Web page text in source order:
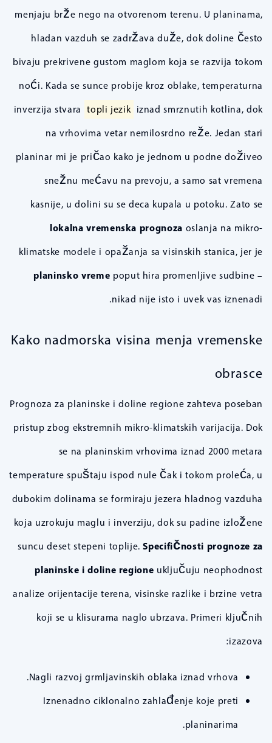
menjaju brže nego na otvorenom terenu. U planinama,
hladan vazduh se zadržava duže, dok doline često
bivaju prekrivene gustom maglom koja se razvija tokom
noći. Kada se sunce probije kroz oblake, temperaturna
inverzija stvara topli jezik iznad smrznutih kotlina, dok
na vrhovima vetar nemilosrdno reže. Jedan stari
planinar mi je pričao kako je jednom u podne doživeo
snežnu mećavu na prevoju, a samo sat vremena
kasnije, u dolini su se deca kupala u potoku. Zato se
lokalna vremenska prognoza oslanja na mikro-
klimatske modele i opažanja sa visinskih stanica, jer je
planinsko vreme poput hira promenljive sudbine –
nikad nije isto i uvek vas iznenadi.
Kako nadmorska visina menja vremenske
obrasce
Prognoza za planinske i doline regione zahteva poseban
pristup zbog ekstremnih mikro-klimatskih varijacija. Dok
se na planinskim vrhovima iznad 2000 metara
temperature spuštaju ispod nule čak i tokom proleća, u
dubokim dolinama se formiraju jezera hladnog vazduha
koja uzrokuju maglu i inverziju, dok su padine izložene
suncu deset stepeni toplije.Specifičnosti prognoze za
planinske i doline regione uključuju neophodnost
analize orijentacije terena, visinske razlike i brzine vetra
koji se u klisurama naglo ubrzava. Primeri ključnih
izazova:
Nagli razvoj grmljavinskih oblaka iznad vrhova.
Iznenadno ciklonalno zahlađenje koje preti
planinarima.